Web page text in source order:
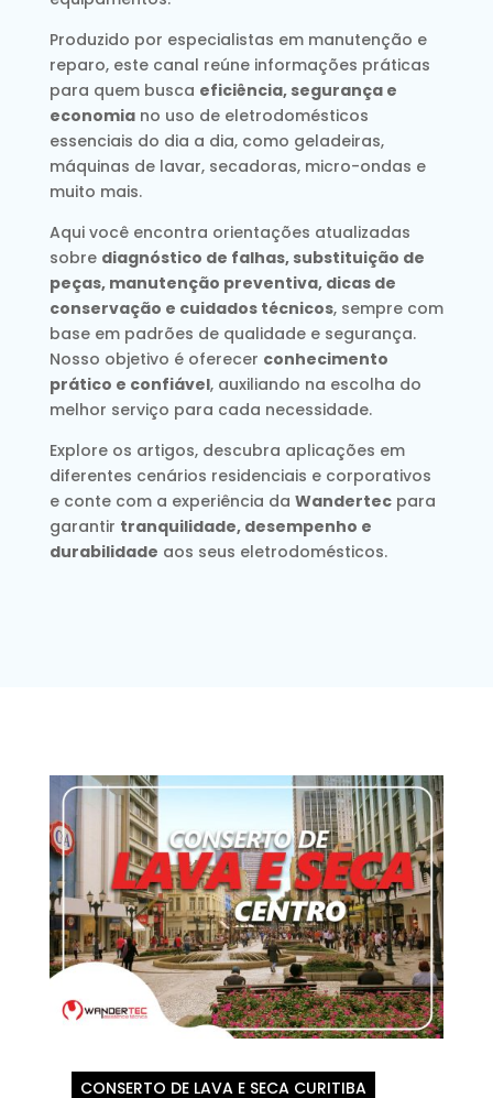
Produzido por especialistas em manutenção e
reparo, este canal reúne informações práticas
para quem busca eficiência, segurança e
economiano uso de eletrodomésticos
essenciais do dia a dia, como geladeiras,
máquinas de lavar, secadoras, micro-ondas e
muito mais.
Aqui você encontra orientações atualizadas
sobre diagnóstico de falhas, substituição de
peças, manutenção preventiva, dicas de
conservação e cuidados técnicos, sempre com
base em padrões de qualidade e segurança.
Nosso objetivo é oferecer conhecimento
prático e confiável, auxiliando na escolha do
melhor serviço para cada necessidade.
Explore os artigos, descubra aplicações em
diferentes cenários residenciais e corporativos
e conte com a experiência da Wandertecpara
garantir tranquilidade, desempenho e
durabilidade aos seus eletrodomésticos.
CONSERTO DE LAVA E SECA CURITIBA